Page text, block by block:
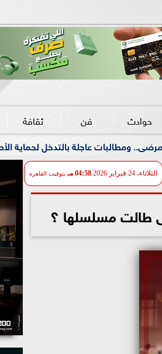
حوادث فن ثقافة
لحماية الأطفال ومرضى الأورام
الثلاثاء، 24 فبراير 2026 04:58 مـ بتوقيت القاهرة
طالت مسلسلها ؟